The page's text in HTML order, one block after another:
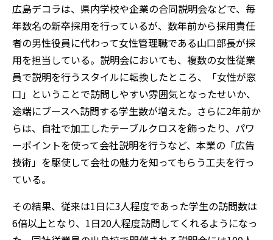
広島デコラは、県内学校や企業の合同説明会などで、毎
年数名の新卒採用を行っているが、数年前から採用責任
者の男性役員に代わって女性管理職である山口部長が採
用を担当している。説明会においても、複数の女性従業
員で説明を行うスタイルに転換したところ、「女性が窓
口」ということで訪問しやすい雰囲気となったせいか、
途端にブースへ訪問する学生数が増えた。さらに2年前か
らは、自社で加工したテーブルクロスを飾ったり、パワ
ーポイントを使って会社説明を行うなど、本業の「広告
技術」を駆使して会社の魅力を知ってもらう工夫を行っ
ている。
その結果、従来は1日に3人程度であった学生の訪問数は
6倍以上となり、1日20人程度訪問してくれるようになっ